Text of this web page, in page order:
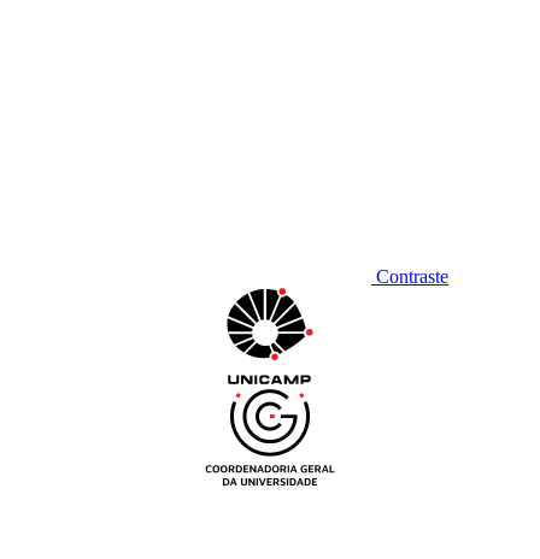
Contraste